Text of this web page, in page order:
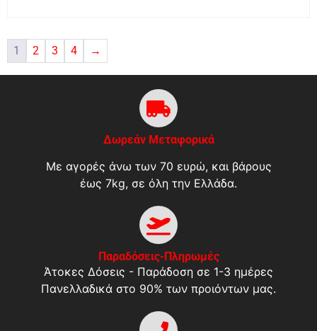
1 2 3 4 →
Δωρεάν Μεταφορικά
Με αγορές άνω των 70 ευρώ, και βάρους
έως 7kg, σε όλη την Ελλάδα.
Παραδόσεις-Πληρωμές
Άτοκες Δόσεις - Παράδοση σε 1-3 ημέρες
Πανελλαδικά στο 90% των προιόντων μας.